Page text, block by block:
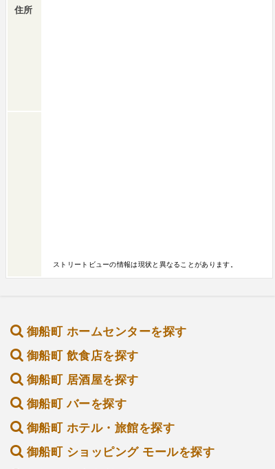
住所
ストリートビューの情報は現状と異なることがあります。
御船町 ホームセンターを探す
御船町 飲食店を探す
御船町 居酒屋を探す
御船町 バーを探す
御船町 ホテル・旅館を探す
御船町 ショッピング モールを探す